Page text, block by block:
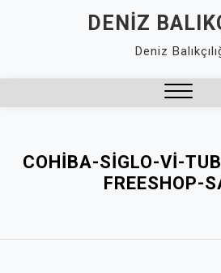
DENIZ
Deniz
COHIBA-SIGLO-VI-
FREESHOP-